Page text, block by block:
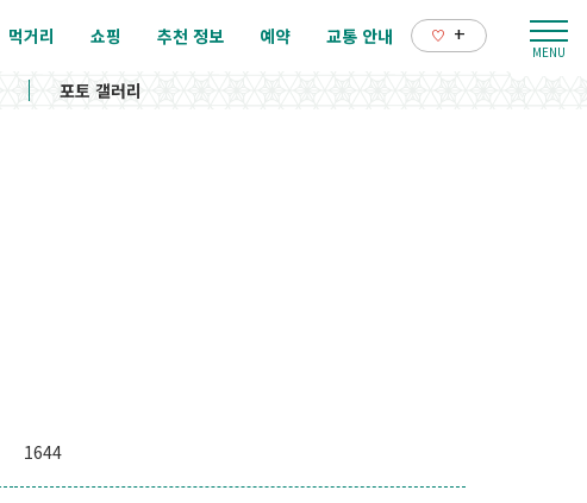
먹거리 쇼핑 추천 정보 예약 교통 안내 +
포토 갤러리
1644